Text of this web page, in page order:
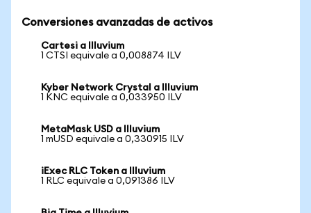
Conversiones avanzadas de activos
Cartesi a Illuvium
1 CTSI equivale a 0,008874 ILV
Kyber Network Crystal a Illuvium
1 KNC equivale a 0,033950 ILV
MetaMask USD a Illuvium
1 mUSD equivale a 0,330915 ILV
iExec RLC Token a Illuvium
1 RLC equivale a 0,091386 ILV